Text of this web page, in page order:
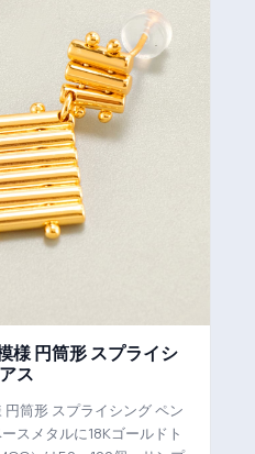
様 円筒形 スプライシ
ス
筒形 スプライシング ペン
スメタルに18Kゴールドト